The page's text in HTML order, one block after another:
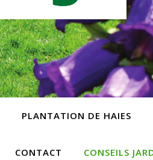
PLANTATION DE HAIES
CONTACT CONSEILS